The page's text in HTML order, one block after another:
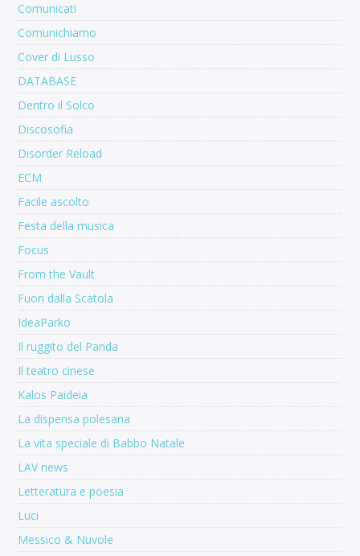
Comunicati
Comunichiamo
Cover di Lusso
DATABASE
Dentro il Solco
Discosofia
Disorder Reload
ECM
Facile ascolto
Festa della musica
Focus
From the Vault
Fuori dalla Scatola
IdeaParko
Il ruggito del Panda
Il teatro cinese
Kalos Paideia
La dispensa polesana
La vita speciale di Babbo Natale
LAV news
Letteratura e poesia
Luci
Messico & Nuvole